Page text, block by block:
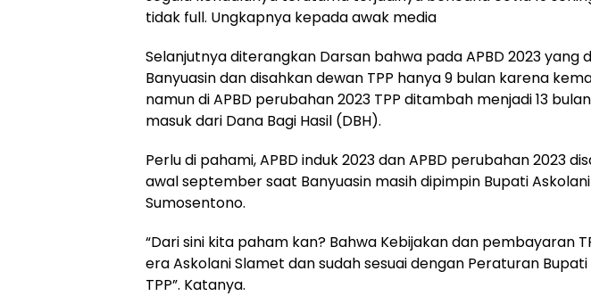
tidak full. Ungkapnya kepada awak media
Selanjutnya diterangkan Darsan bahwa pada APBD 2023 yang
Banyuasin dan disahkan dewan TPP hanya 9 bulan karena
namun di APBD perubahan 2023 TPP ditambah menjadi 13
masuk dari Dana Bagi Hasil (DBH).
Perlu di pahami, APBD induk 2023 dan APBD perubahan 2023
awal september saat Banyuasin masih dipimpin Bupati
Sumosentono.
“Dari sini kita paham kan? Bahwa Kebijakan dan pembayaran
era Askolani Slamet dan sudah sesuai dengan Peraturan
TPP”. Katanya.